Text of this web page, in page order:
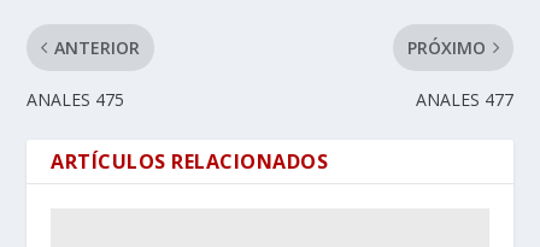
ANTERIOR
ANALES 475
PRÓXIMO
ANALES 477
ARTÍCULOS RELACIONADOS